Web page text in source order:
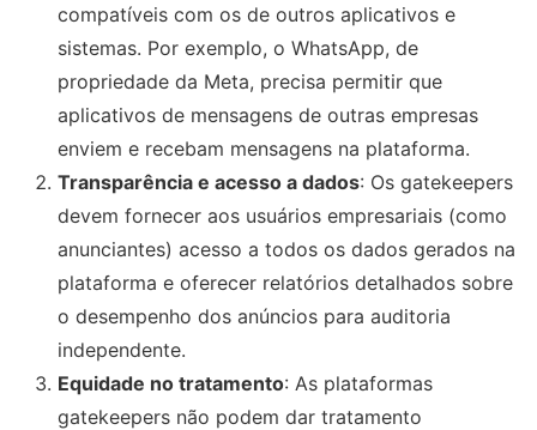
compatíveis com os de outros aplicativos e
sistemas. Por exemplo, o WhatsApp, de
propriedade da Meta, precisa permitir que
aplicativos de mensagens de outras empresas
enviem e recebam mensagens na plataforma.
Transparência e acesso a dados: Os gatekeepers
devem fornecer aos usuários empresariais (como
anunciantes) acesso a todos os dados gerados na
plataforma e oferecer relatórios detalhados sobre
o desempenho dos anúncios para auditoria
independente.
Equidade no tratamento: As plataformas
gatekeepers não podem dar tratamento